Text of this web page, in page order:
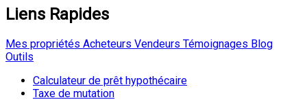
Liens Rapides
Mes propriétés Acheteurs Vendeurs Témoignages Blog
Outils
Calculateur de prêt hypothécaire
Taxe de mutation